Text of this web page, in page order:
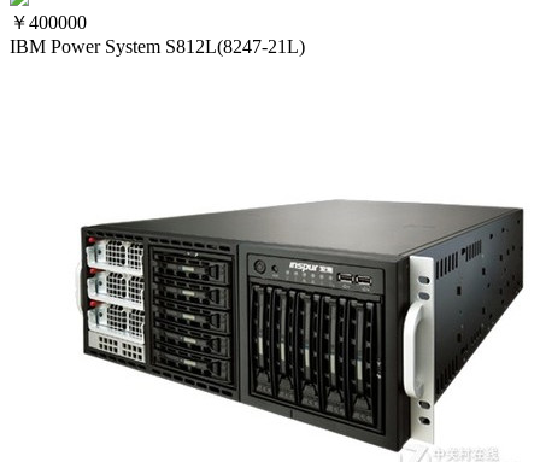
￥400000
IBM Power System S812L(8247-21L)